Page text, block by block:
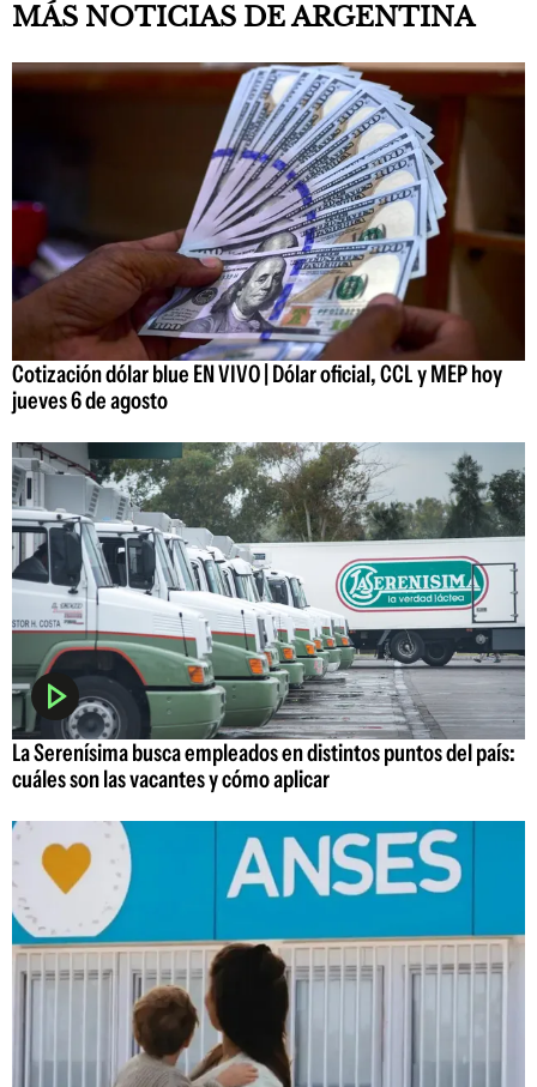
MÁS NOTICIAS DE ARGENTINA
Cotización dólar blue EN VIVO | Dólar oficial, CCL y MEP hoy
jueves 6 de agosto
La Serenísima busca empleados en distintos puntos del país:
cuáles son las vacantes y cómo aplicar